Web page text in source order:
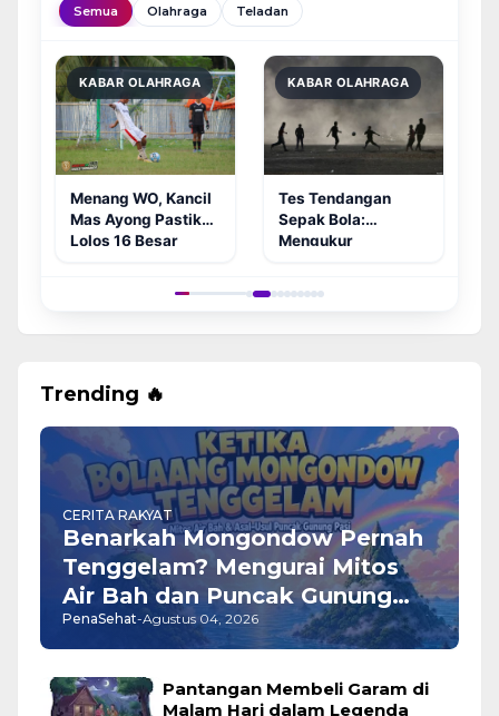
Semua Olahraga Teladan
KABAR OLAHRAGA
Menang WO, Kancil
Mas Ayong Pastikan
Lolos 16 Besar
KABAR OLAHRAGA
Tes Tendangan
Sepak Bola:
Mengukur
Trending 🔥
CERITA RAKYAT
Benarkah Mongondow Pernah
Tenggelam? Mengurai Mitos
Air Bah dan Puncak Gunung
Pasi
PenaSehat-Agustus 04, 2026
Pantangan Membeli Garam di
Malam Hari dalam Legenda